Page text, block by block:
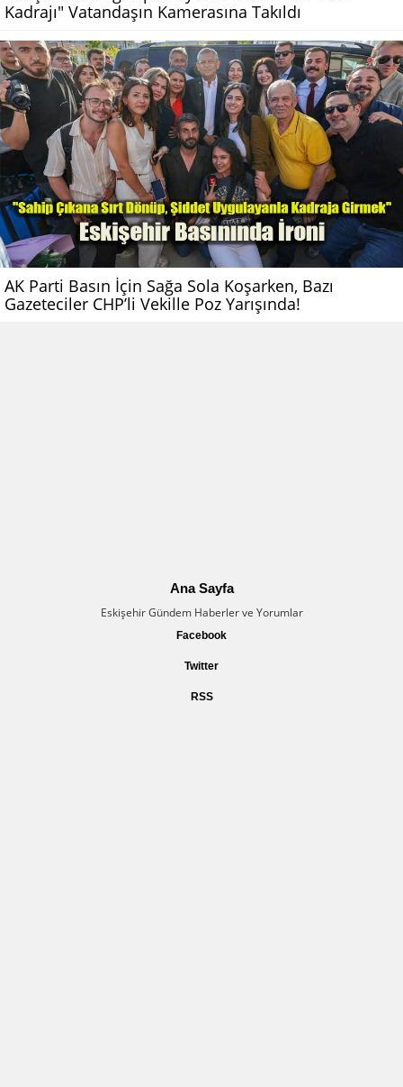
Kadrajı" Vatandaşın Kamerasına Takıldı
AK Parti Basın İçin Sağa Sola Koşarken, Bazı
Gazeteciler CHP’li Vekille Poz Yarışında!
Ana Sayfa
Eskişehir Gündem Haberler ve Yorumlar
Facebook
Twitter
RSS